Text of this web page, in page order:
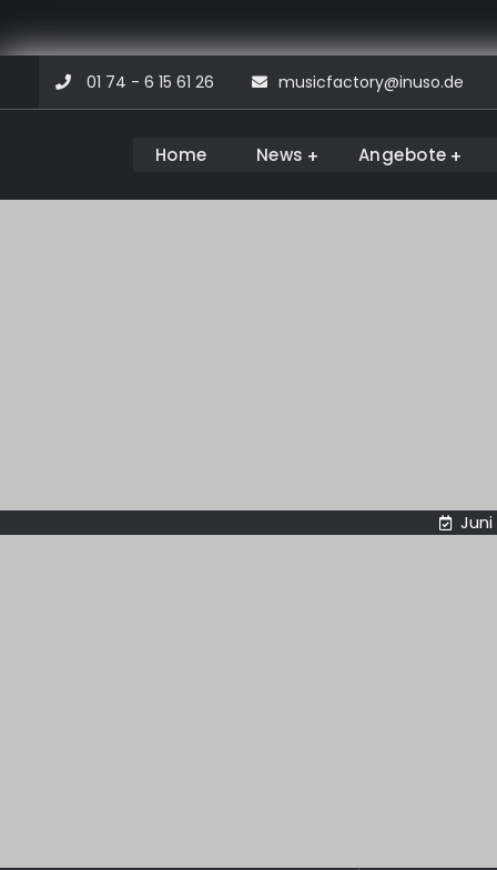
content
01 74 - 6 15 61 26 musicfactory@inuso.de
Musicfactory
Home News Angebote
Juni